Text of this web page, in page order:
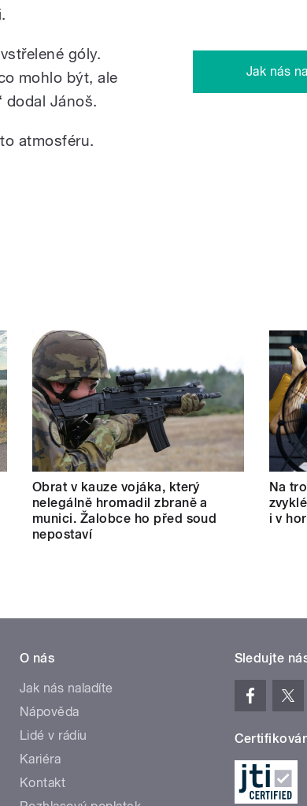
góly.
mohlo být, ale
dodal Jánoš.
atmosféru.
Jak nás
Obrat v kauze vojáka, který
nelegálně hromadil zbraně a
munici. Žalobce ho před soud
nepostaví
Na
i v
O nás
Jak nás naladíte
Nápověda
Lidé v rádiu
Kariéra
Kontakt
Sledujte